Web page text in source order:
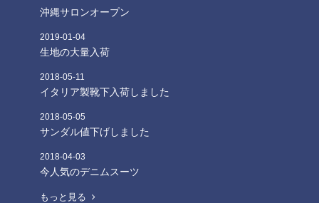
沖縄サロンオープン
2019-01-04
生地の大量入荷
2018-05-11
イタリア製靴下入荷しました
2018-05-05
サンダル値下げしました
2018-04-03
今人気のデニムスーツ
もっと見る